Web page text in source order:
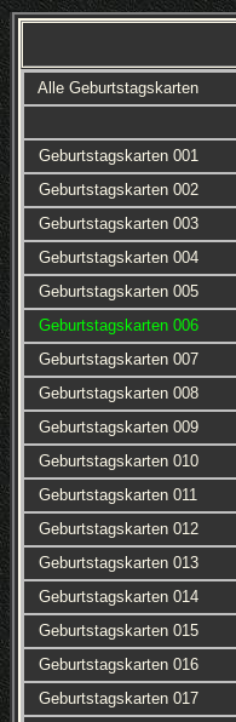
Alle Geburtstagskarten
Geburtstagskarten 001
Geburtstagskarten 002
Geburtstagskarten 003
Geburtstagskarten 004
Geburtstagskarten 005
Geburtstagskarten 006
Geburtstagskarten 007
Geburtstagskarten 008
Geburtstagskarten 009
Geburtstagskarten 010
Geburtstagskarten 011
Geburtstagskarten 012
Geburtstagskarten 013
Geburtstagskarten 014
Geburtstagskarten 015
Geburtstagskarten 016
Geburtstagskarten 017